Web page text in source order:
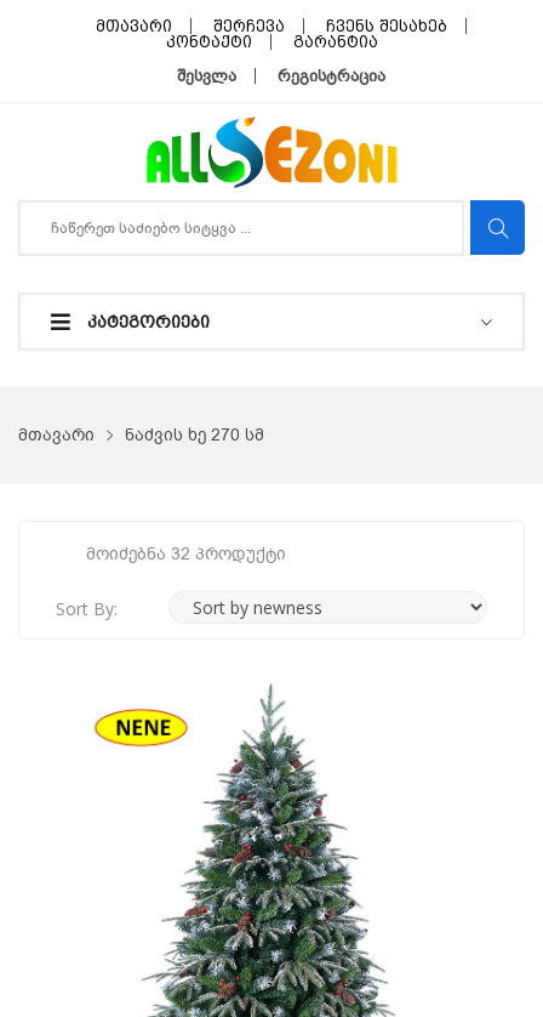
მთავარი შერჩევა
ჩვენს შესახებ
კონტაქტი
გარანტია
შესვლა რეგისტრაცია
ᲙᲐᲢᲔᲒᲝᲠᲘᲔᲑᲘ
მთავარი ნაძვის ხე 270 სმ
Მოიძებნა 32 Პროდუქტი
Sort By: